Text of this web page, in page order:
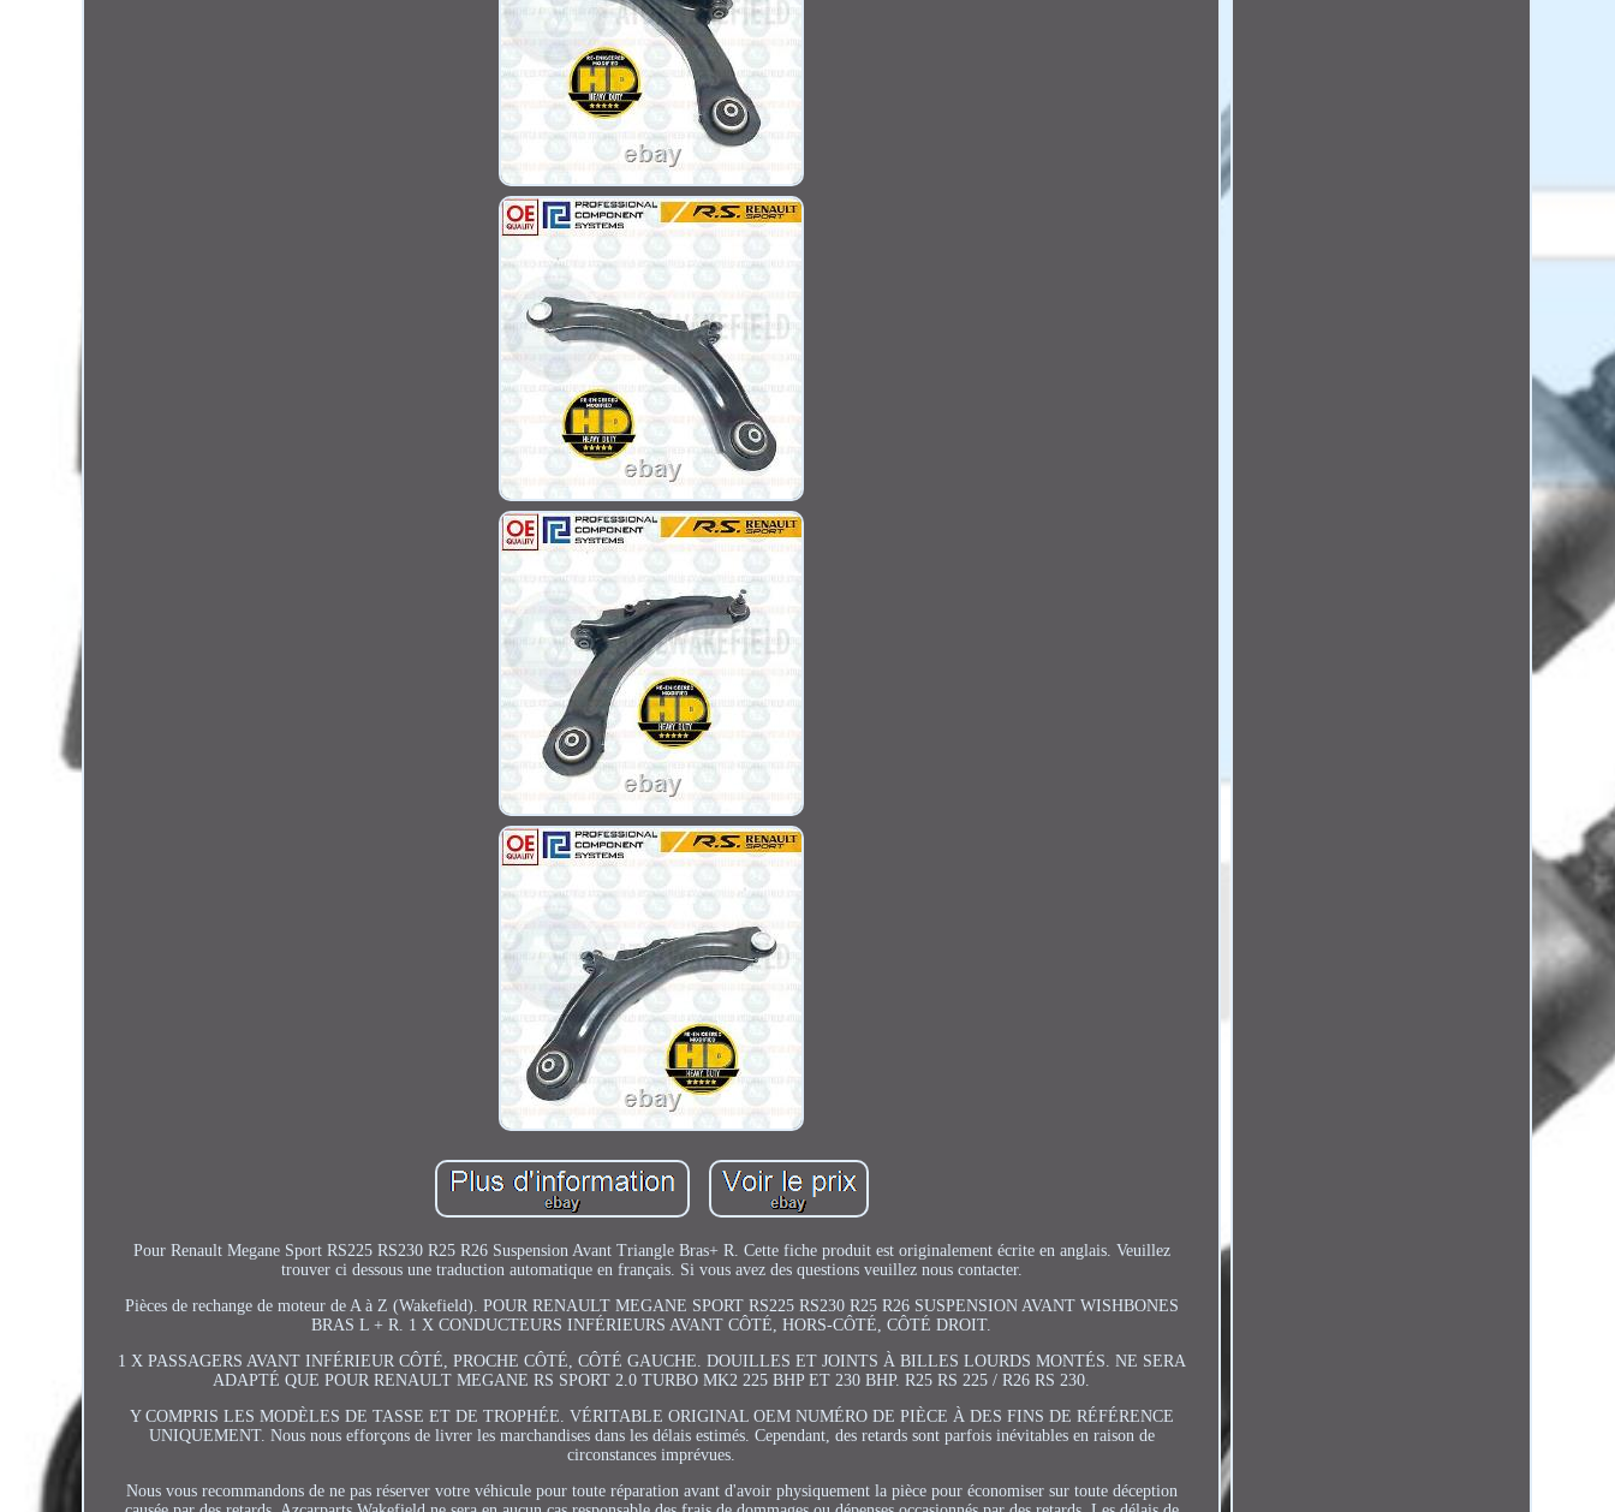
Pour Renault Megane Sport RS225 RS230 R25 R26 Suspension Avant Triangle Bras+ R. Cette fiche produit est originalement écrite en anglais. Veuillez
trouver ci dessous une traduction automatique en français. Si vous avez des questions veuillez nous contacter.
Pièces de rechange de moteur de A à Z (Wakefield). POUR RENAULT MEGANE SPORT RS225 RS230 R25 R26 SUSPENSION AVANT WISHBONES
BRAS L + R. 1 X CONDUCTEURS INFÉRIEURS AVANT CÔTÉ, HORS-CÔTÉ, CÔTÉ DROIT.
1 X PASSAGERS AVANT INFÉRIEUR CÔTÉ, PROCHE CÔTÉ, CÔTÉ GAUCHE. DOUILLES ET JOINTS À BILLES LOURDS MONTÉS. NE SERA
ADAPTÉ QUE POUR RENAULT MEGANE RS SPORT 2.0 TURBO MK2 225 BHP ET 230 BHP. R25 RS 225 / R26 RS 230.
Y COMPRIS LES MODÈLES DE TASSE ET DE TROPHÉE. VÉRITABLE ORIGINAL OEM NUMÉRO DE PIÈCE À DES FINS DE RÉFÉRENCE
UNIQUEMENT. Nous nous efforçons de livrer les marchandises dans les délais estimés. Cependant, des retards sont parfois inévitables en raison de
circonstances imprévues.
Nous vous recommandons de ne pas réserver votre véhicule pour toute réparation avant d'avoir physiquement la pièce pour économiser sur toute déception